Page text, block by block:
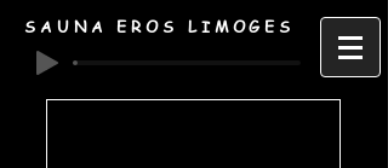
SAUNA EROS LIMOGES